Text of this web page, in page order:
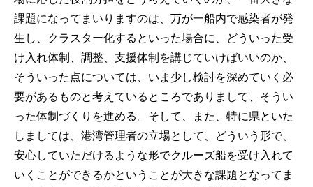
課題になってまいりますのは、万が一船内で感染者が発
生し、クラスター化するといった場合に、どういった受
け入れ体制、調整、支援体制を講じていけばいいのか、
そういった点については、いま少し検討を深めていく必
要があるものと考えているところでありまして、そうい
った体制づくりを進める。そして、また、特に県といた
しましては、港湾管理者の立場として、どういう形で、
安心していただけるような形でクルーズ船を受け入れて
いくことができるかということが大きな課題となってま